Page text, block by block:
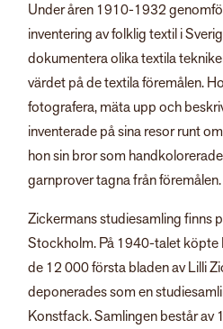
Under åren 1910-1932
inventering av folklig textil i
dokumentera olika textila
värdet på de textila föremålen.
fotografera, mäta upp och
inventerade på sina resor runt
hon sin bror som
garnprover tagna från föremålen.
Zickermans studiesamling finns
Stockholm. På 1940-talet köpte
de 12 000 första bladen av Lilli
deponerades som en
Konstfack. Samlingen består av